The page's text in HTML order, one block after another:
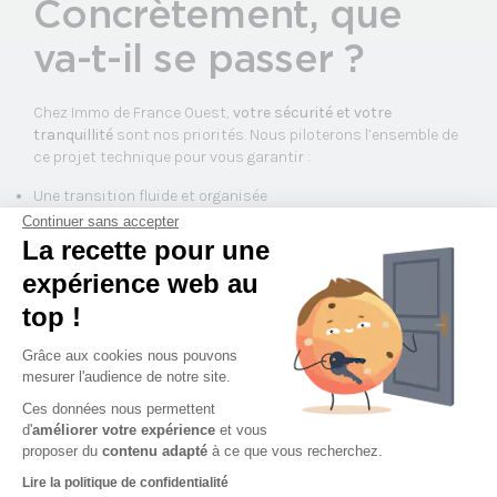
Continuer sans accepter
La recette pour une
expérience web au
top !
Grâce aux cookies nous pouvons
mesurer l'audience de notre site.
Ces données nous permettent
d'améliorer votre expérience et vous
proposer du contenu adapté à ce que vous recherchez.
Lire la politique de confidentialité
Concrètement, que
va-t-il se passer ?
Chez Immo de France Ouest, votre sécurité et votre
tranquillité sont nos priorités. Nous piloterons l’ensemble de
ce projet technique pour vous garantir :
Une transition fluide et organisée
Des négociations groupées avec les ascensoristes
Le respect des délais réglementaires
Un suivi transparent à chaque étape
Notre engagement à
vos côtés
Chez Immo de France Ouest,votre sécurité et votre
tranquillitésont nos priorités. Nous piloterons l’ensemble de